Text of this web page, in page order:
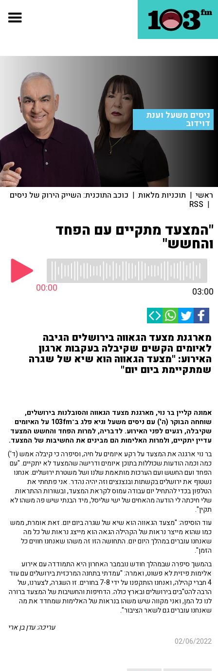
ניסים משעל וענת
דוידוב
ראשי | תוכניות מלאות | כוכב התוכנית: השייק הירוק של ניסים
|
RSS
"המצעד מתקיים עם הפחד
והחשש"
00:00 03:00
מארגנת מצעד הגאווה בירושלים הגיבה
לאיומים הקשים שקיבלה בעקבות ארגון
האירוע: "מצעד הגאווה הוא שיא של שגרה
שמתקיימת ביום יום"
אמונה קליין בר נוי, מארגנת מצעד הגאווה והסובלנות בירושלים,
שוחחה הבוקר (ה') עם ניסים משעל וגיא פלג ב־103fm על האיומים
שקיבלה, רגעים לפני האירוע. לדבריה, למרות הפחד והחשש המצעד
עדיין יתקיים, ולמרות האלימות הם מבינים את החשיבות של המצעד.
בר נוי ארגנה את המצעד על רקע איומים על חיה, וסיפרה כי קיבלה אמש (ד')
כמה וכמה הודעות שכוללות בתוכן איומים ודרישה שהמצעד לא יתקיים. "עם
הפחד ועם החשש ועם הערכות מותאמת שלנו ושל משטרת ירושלים. אנחנו
נשטוף את ירושלים בקשתות ובנצנצים וזה יהיה נהדר. אני פתחתי את
הטלפון בכדי להתחיל יום עבודה עמוס לקראת המצעד, ובשורות ההתראות
שלי חיכתה לי הודעה מהאחים של ישי שליסל, מיד הבנתי שיש פה משהו לא
תקין".
עוד הוסיפה: "מצעד הגאווה הוא שיא של שגרה ביום יום. זאת אומרת, ממש
כמו שהוא מייצר נראות של הקהילה הגאה הוא מייצג נראות של כל מה
שאנחנו עוברים במהלך היום יום. התחושה הזו זה משהו שאנחנו חווים כל
הזמן".
בהמשך סיפרה שבמהלך חודש נובמבר האחרון היא התמודדה עם אירוע
אלימות פיזית לא פשוט, ואמרה: "עמדתי בתחנה המרכזית בירושלים עם עוד
4 חברי קהילה, ואנחנו הותקפנו על ידי 7-8 בחורים. זו השגרה, לצערנו, של
הרבה להט"בים בירושלים ובארץ כולה. הדחיפות והחשיבות של המצעד ברורה
לנו כל המן, ואני מקווה שיש משהו בנראות של האלימות שמחדד את מה
שאנחנו עוברים גם לשאר הציבור".
עריכה: עדן בן ארי
02/06/2022